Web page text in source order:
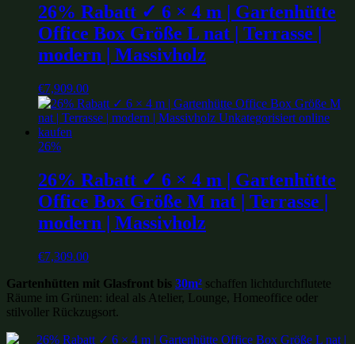
26% Rabatt ✓ 6 × 4 m | Gartenhütte
Office Box Größe L nat | Terrasse |
modern | Massivholz
€7,909.00
26%
26% Rabatt ✓ 6 × 4 m | Gartenhütte
Office Box Größe M nat | Terrasse |
modern | Massivholz
€7,309.00
Gartenhütten mit Glasfront bis 30m² schaffen lichtdurchflutete
Räume im Grünen: ideal als Atelier, Lounge, Homeoffice oder
stilvoller Rückzugsort.